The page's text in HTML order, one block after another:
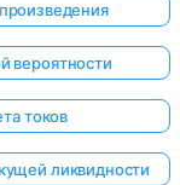
вероятности
токов
ликвидности